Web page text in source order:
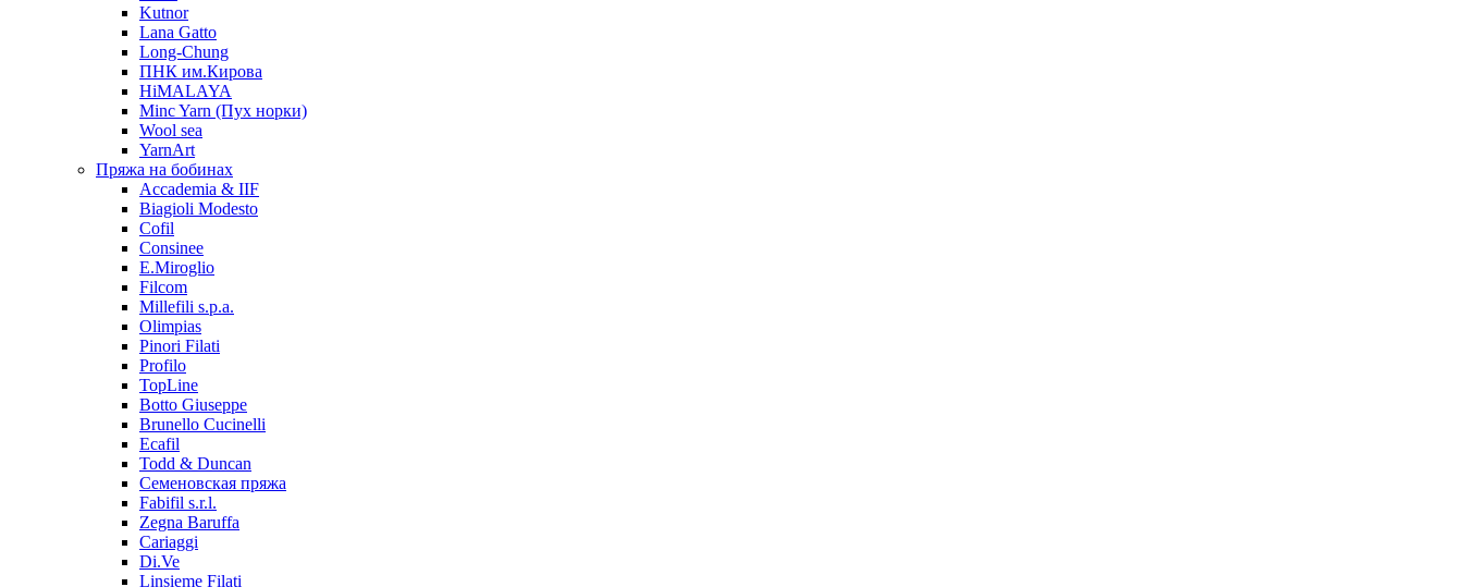
Kutnor
Lana Gatto
Long-Chung
ПНК им.Кирова
HiMALAYA
Minc Yarn (Пух норки)
Wool sea
YarnArt
Пряжа на бобинах
Accademia & IIF
Biagioli Modesto
Cofil
Consinee
E.Miroglio
Filcom
Millefili s.p.a.
Olimpias
Pinori Filati
Profilo
TopLine
Botto Giuseppe
Brunello Cucinelli
Ecafil
Todd & Duncan
Семеновская пряжа
Fabifil s.r.l.
Zegna Baruffa
Cariaggi
Di.Ve
Linsieme Filati